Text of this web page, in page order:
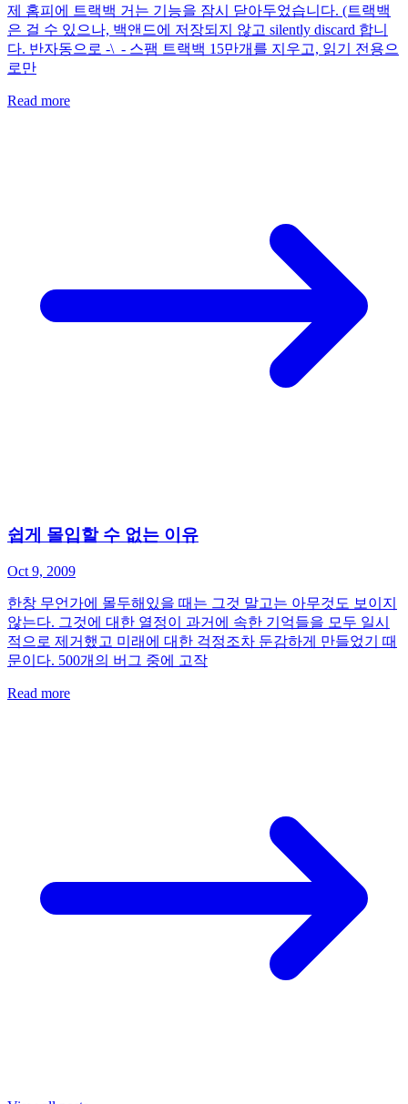
제 홈피에 트랙백 거는 기능을 잠시 닫아두었습니다. (트랙백
은 걸 수 있으나, 백앤드에 저장되지 않고 silently discard 합니
다. 반자동으로 -\_- 스팸 트랙백 15만개를 지우고, 읽기 전용으
로만
Read more
쉽게 몰입할 수 없는 이유
Oct 9, 2009
한창 무언가에 몰두해있을 때는 그것 말고는 아무것도 보이지
않는다. 그것에 대한 열정이 과거에 속한 기억들을 모두 일시
적으로 제거했고 미래에 대한 걱정조차 둔감하게 만들었기 때
문이다. 500개의 버그 중에 고작
Read more